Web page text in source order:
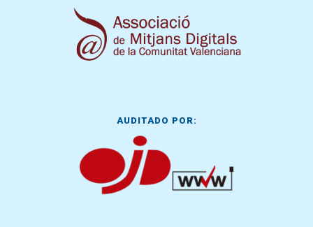
AUDITADO POR: